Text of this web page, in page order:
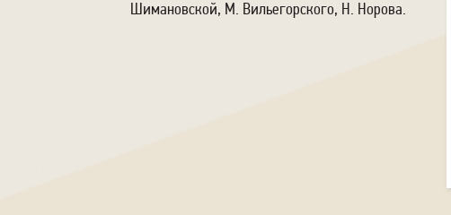
Шимановской, М. Вильегорского, Н. Норова.